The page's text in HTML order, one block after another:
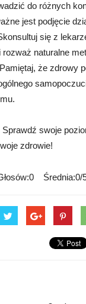
do różnych
jest podjęcie
się z
naturalne
że zdrowy
Sprawdź swoje
zdrowie!
Średnia:0/